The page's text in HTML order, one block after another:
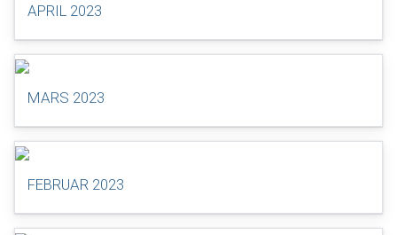
APRIL 2023
MARS 2023
FEBRUAR 2023